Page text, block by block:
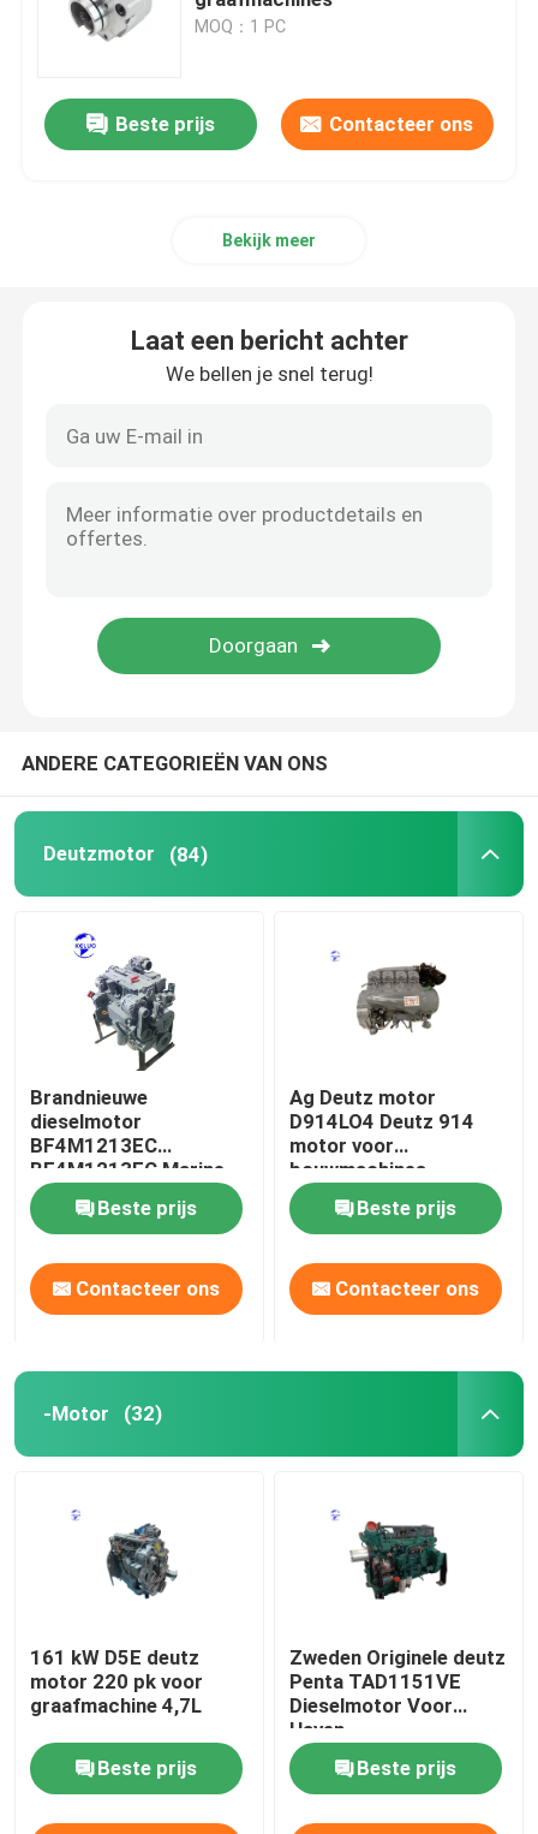
REISversnellingsbak
Perkins Engine
Weichaimotor
Dieselmotordelen
Minigraafwerktuig
Vibratieroller
boormachine
gebruikte zware machines
Diesel Generatorreeks
MOQ：1 PC
Beste prijs Contacteer ons
Bekijk meer
Laat een bericht achter
We bellen je snel terug!
ANDERE CATEGORIEËN VAN ONS
Deutzmotor (84)
Brandnieuwe
dieselmotor
BF4M1213EC
BF4M1213FC Marine
graafmachine motor
Beste prijs
Contacteer ons
Ag Deutz motor
D914LO4 Deutz 914
motor voor
bouwmachines
Beste prijs
Contacteer ons
-Motor (32)
161 kW D5E deutz
motor 220 pk voor
graafmachine 4,7L
Beste prijs
Zweden Originele deutz
Penta TAD1151VE
Dieselmotor Voor
Haven
Beste prijs